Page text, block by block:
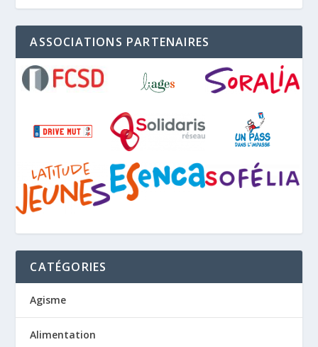
ASSOCIATIONS PARTENAIRES
CATÉGORIES
Agisme
Alimentation